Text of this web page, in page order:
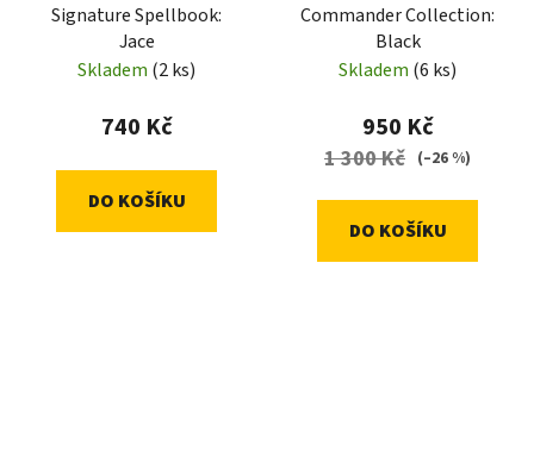
Signature Spellbook:
Jace
Skladem (2 ks)
740 Kč
DO KOŠÍKU
Commander Collection:
Black
Skladem (6 ks)
950 Kč
1 300 Kč (–26 %)
DO KOŠÍKU